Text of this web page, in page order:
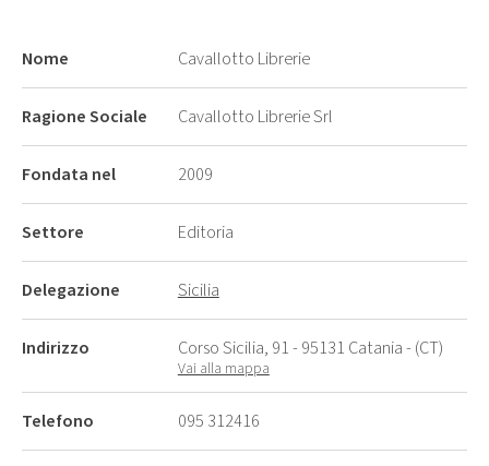
Nome Cavallotto Librerie
Ragione Sociale Cavallotto Librerie Srl
Fondata nel 2009
Settore Editoria
Delegazione Sicilia
Indirizzo Corso Sicilia, 91 - 95131 Catania - (CT)
Vai alla mappa
Telefono 095 312416